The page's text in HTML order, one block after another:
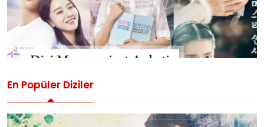
En Popüler Diziler